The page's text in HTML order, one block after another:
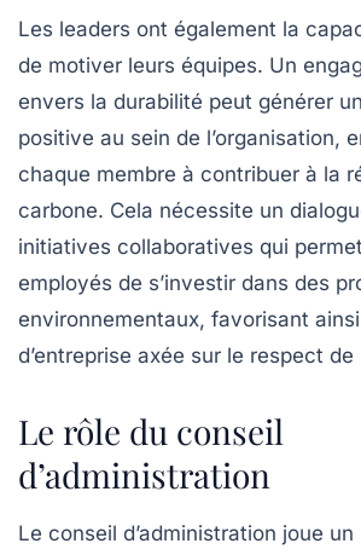
Les leaders ont également la
de motiver leurs équipes. Un
envers la durabilité peut générer
positive au sein de l’organisation,
chaque membre à contribuer à la
carbone. Cela nécessite un
initiatives collaboratives qui
employés de s’investir dans des
environnementaux, favorisant
d’entreprise axée sur le respect de
Le rôle du conseil
d’administration
Le conseil d’administration joue un